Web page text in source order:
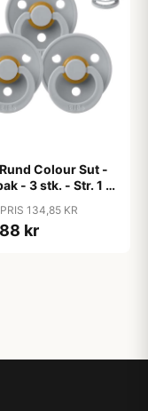
Colour Sut -
- 3 stk. - Str. 1 -
134,85 KR
kr